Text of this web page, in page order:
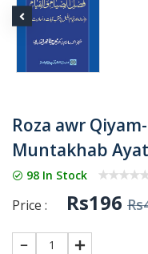
Roza awr
Muntakhab
98 In Stock
Price : Rs196
1